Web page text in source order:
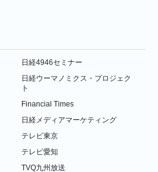
日経4946セミナー
日経ウーマノミクス・プロジェク
ト
Financial Times
日経メディアマーケティング
テレビ東京
テレビ愛知
TVQ九州放送